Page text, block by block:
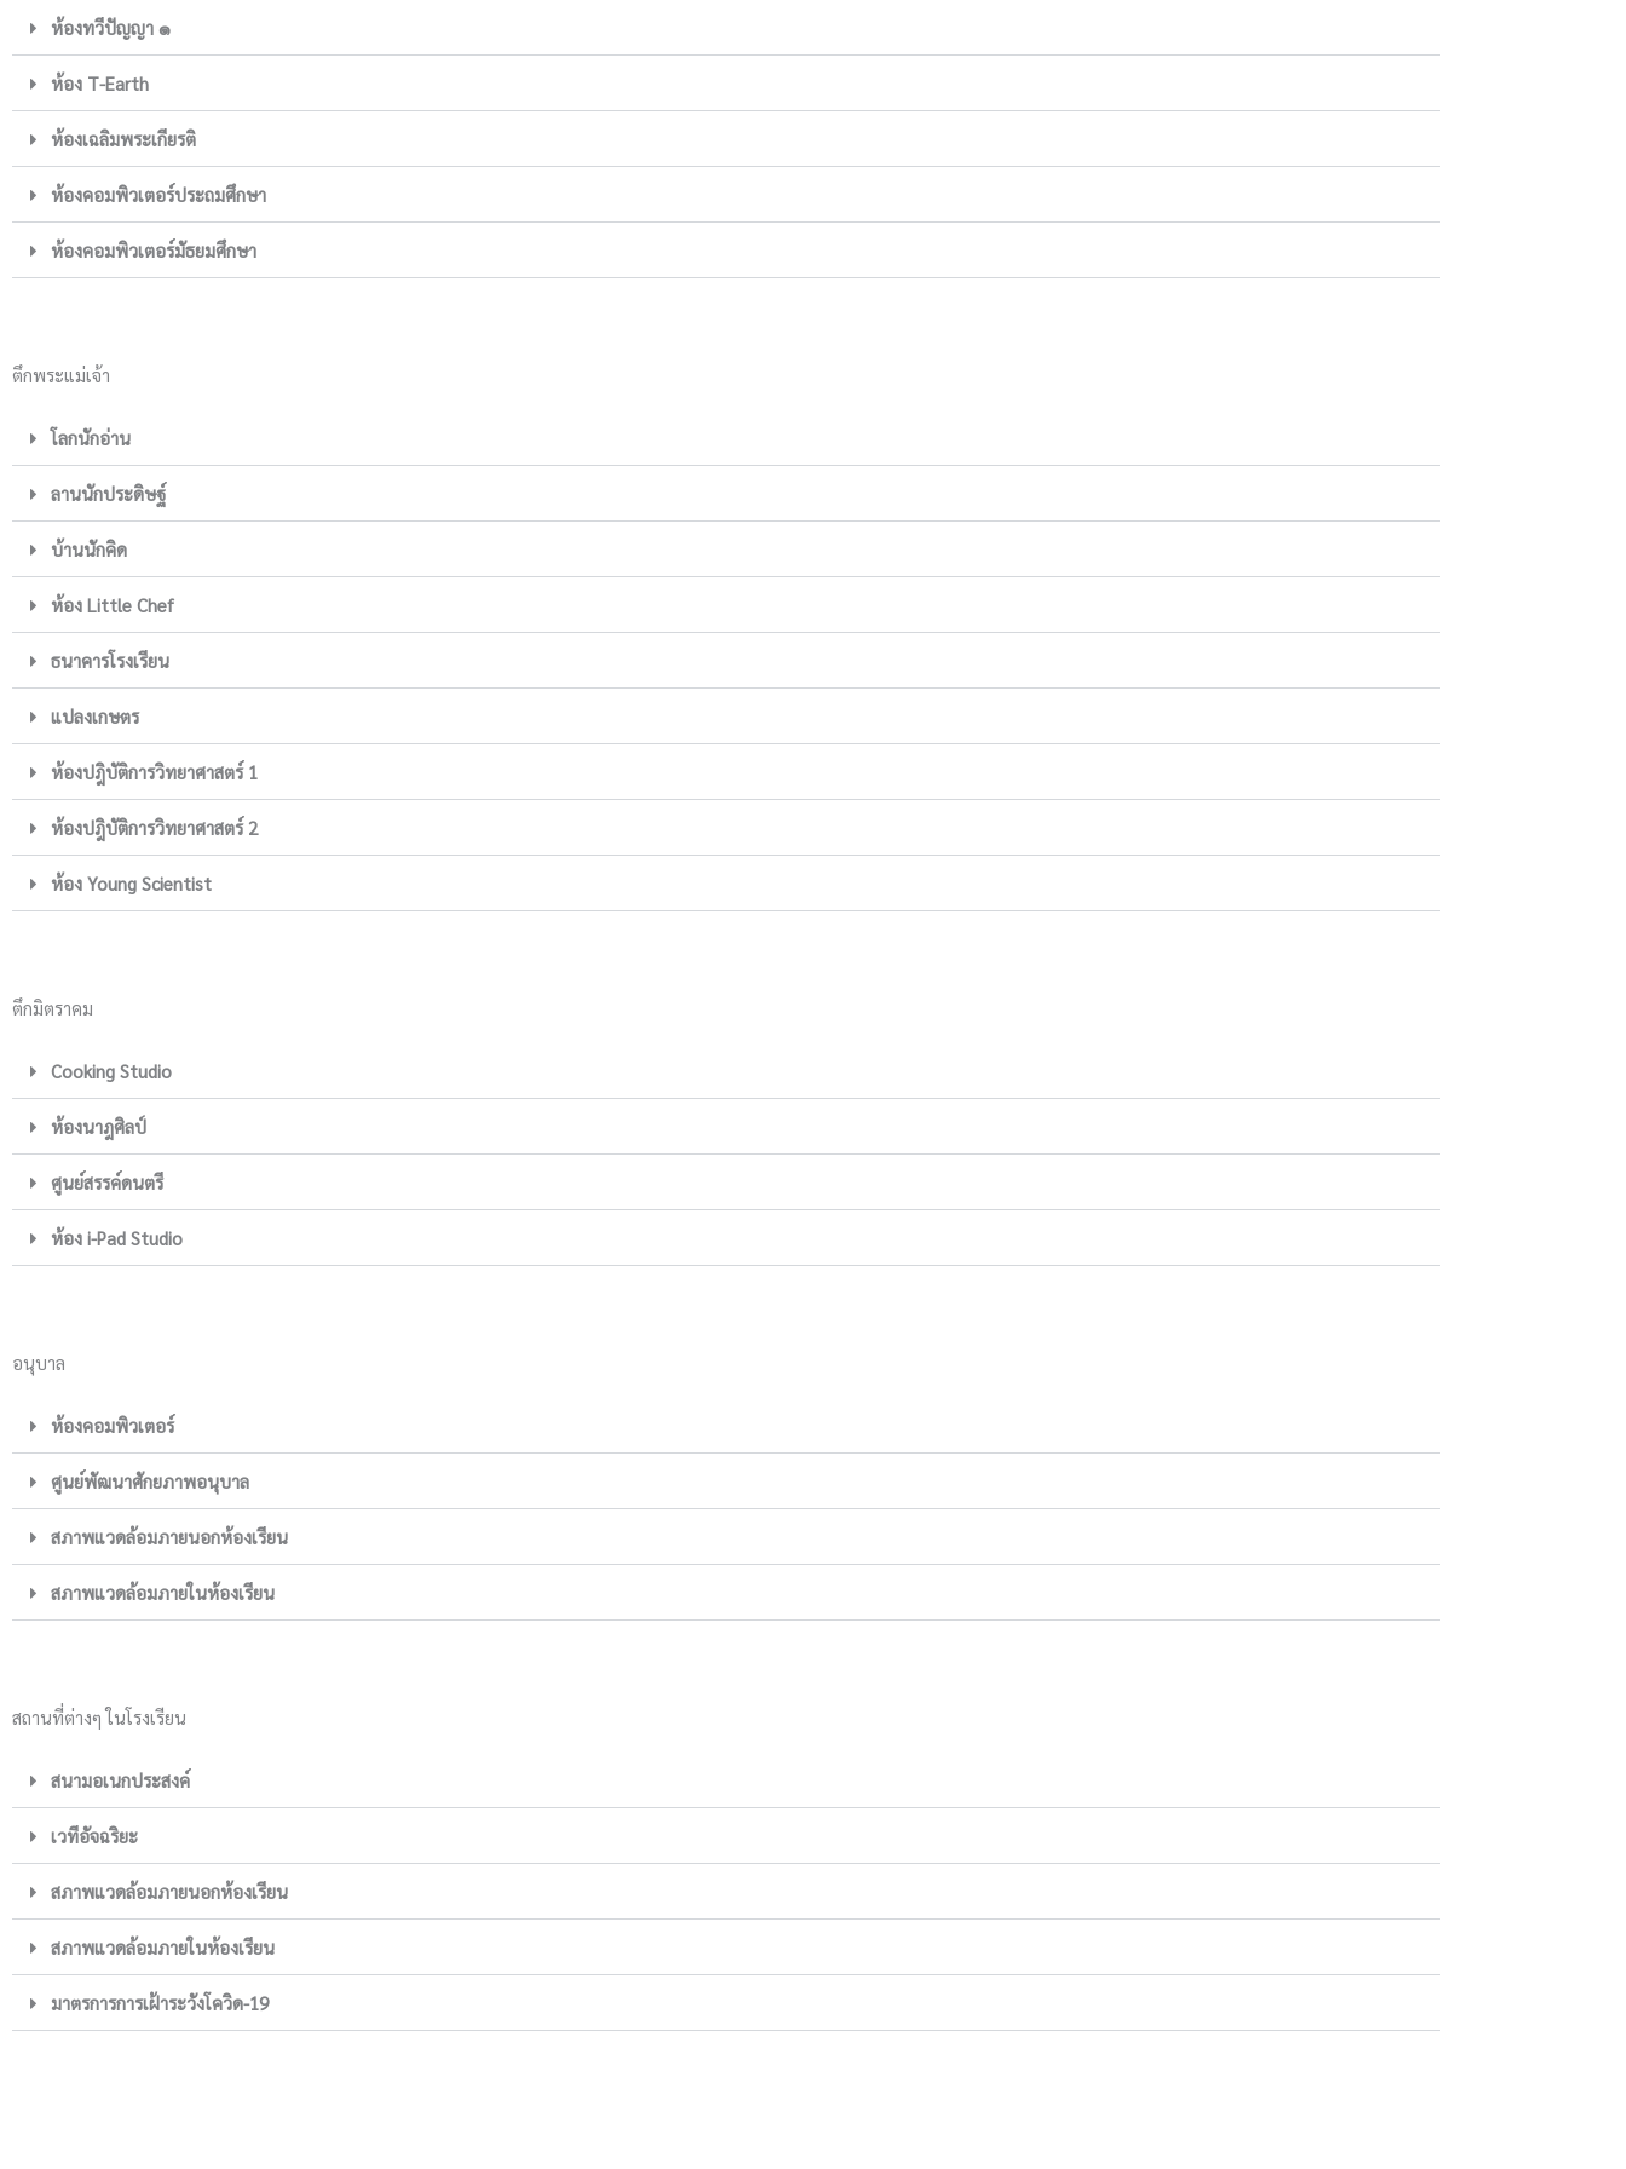
ห้องทวีปัญญา ๑
ห้อง T-Earth
ห้องเฉลิมพระเกียรติ
ห้องคอมพิวเตอร์ประถมศึกษา
ห้องคอมพิวเตอร์มัธยมศึกษา
ตึกพระแม่เจ้า
โลกนักอ่าน
ลานนักประดิษฐ์
บ้านนักคิด
ห้อง Little Chef
ธนาคารโรงเรียน
แปลงเกษตร
ห้องปฎิบัติการวิทยาศาสตร์ 1
ห้องปฎิบัติการวิทยาศาสตร์ 2
ห้อง Young Scientist
ตึกมิตราคม
Cooking Studio
ห้องนาฎศิลป์
ศูนย์สรรค์ดนตรี
ห้อง i-Pad Studio
อนุบาล
ห้องคอมพิวเตอร์
ศูนย์พัฒนาศักยภาพอนุบาล
สภาพแวดล้อมภายนอกห้องเรียน
สภาพแวดล้อมภายในห้องเรียน
สถานที่ต่างๆ ในโรงเรียน
สนามอเนกประสงค์
เวทีอัจฉริยะ
สภาพแวดล้อมภายนอกห้องเรียน
สภาพแวดล้อมภายในห้องเรียน
มาตรการการเฝ้าระวังโควิด-19